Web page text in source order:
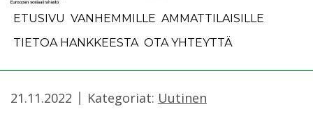
ETUSIVU VANHEMMILLE AMMATTILAISILLE
TIETOA HANKKEESTA OTA YHTEYTTÄ
21.11.2022 Kategoriat: Uutinen